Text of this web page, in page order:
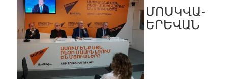
ՄՈՍԿՎԱ-
ԵՐԵՎԱՆ